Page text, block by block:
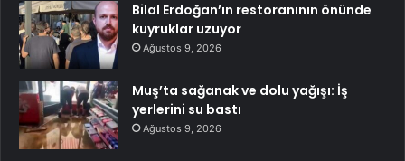
Bilal Erdoğan’ın restoranının önünde
kuyruklar uzuyor
Ağustos 9, 2026
Muş’ta sağanak ve dolu yağışı: İş
yerlerini su bastı
Ağustos 9, 2026